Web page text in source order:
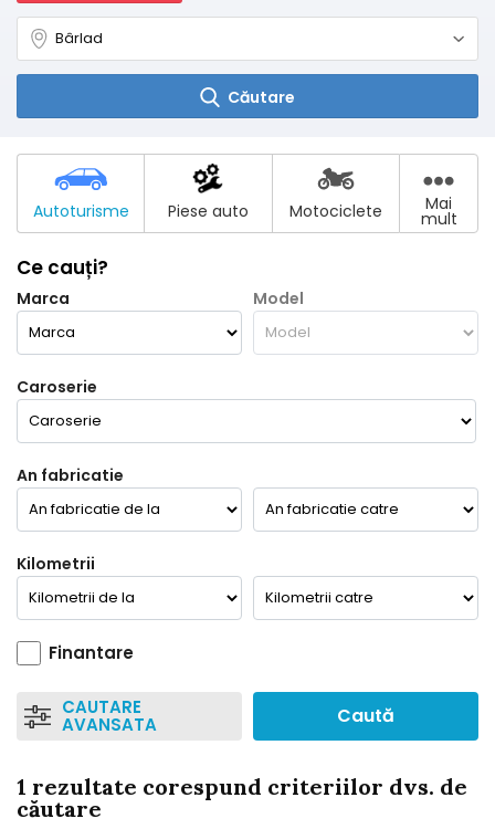
Căutare
Autoturisme Piese auto Motociclete Mai
mult
Ce cauți?
Marca Model
Caroserie
An fabricatie
Kilometrii
Finantare
CAUTARE
AVANSATA Caută
1 rezultate corespund criteriilor dvs. de
căutare